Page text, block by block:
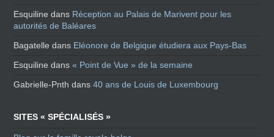
Esquiline dans Réception au Palais de Marivent pour les
autorités de Baléares
Bagatelle dans Eléonore de Belgique étudiera aux Pays-Bas
Esquiline dans« Point de Vue » de la semaine
Gabrielle-Pnth dans40 ans de Louis de Luxembourg
SITES « SPÉCIALISÉS »